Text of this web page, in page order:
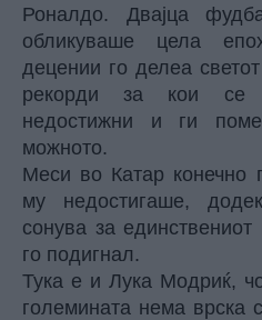
Роналдо. Двајца
обликуваше цела
децении го делеа
рекорди за кои се
недостижни и ги
можното.
Меси во Катар конечно
му недостигаше,
сонува за
го подигнал.
Тука е и Лука Модриќ,
големината нема врска